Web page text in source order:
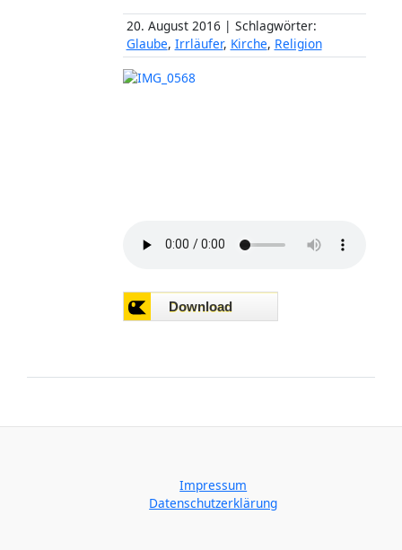
20. August 2016 | Schlagwörter:
Glaube, Irrläufer, Kirche, Religion
Impressum
Datenschutzerklärung